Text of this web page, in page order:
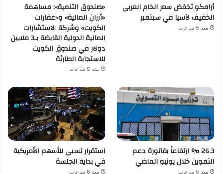
أرامكو تخفض سعر الخام العربي
الخفيف لآسيا في سبتمبر
منذ 5 ساعات
«صندوق التنمية»: مساهمة
«أرزان المالية» و«عقارات
الكويت» وشركة الاستشارات
المالية الدولية القابضة بـ3 ملايين
دولار في صندوق الكويت
للاستجابة الطارئة
منذ 5 ساعات
26.3 % ارتفاعاً بفاتورة دعم
التموين خلال يونيو الماضي
منذ 5 ساعات
استقرار نسبي للأسهم الأمريكية
في بداية الجلسة
منذ 6 ساعات